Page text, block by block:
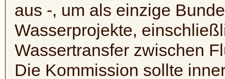
aus -, um als einzige
Wasserprojekte,
Wassertransfer zwischen
Die Kommission sollte